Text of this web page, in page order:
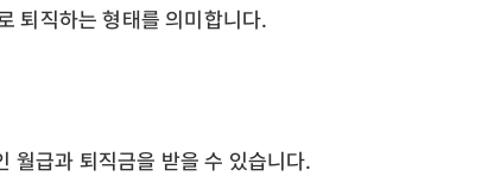
퇴직하는 형태를 의미합니다.
월급과 퇴직금을 받을 수 있습니다.